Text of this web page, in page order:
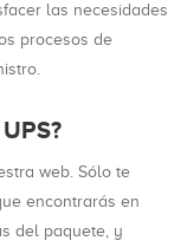
las necesidades
procesos de
web. Sólo te
encontrarás en
del paquete, y